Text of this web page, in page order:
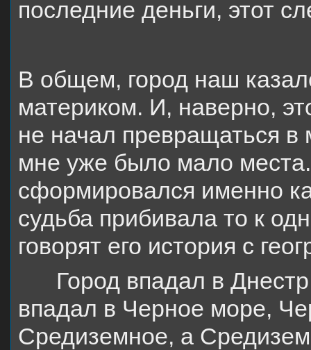
последние деньги, этот
В общем, город наш
материком. И, наверно,
не начал превращаться в
мне уже было мало
сформировался именно
судьба прибивала то к
говорят его история с
Город впадал в
впадал в Черное море,
Средиземное, а